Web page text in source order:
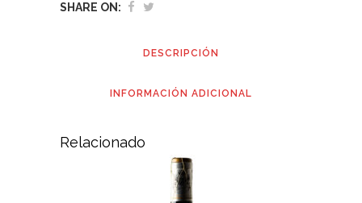
SHARE ON:
DESCRIPCIÓN
INFORMACIÓN ADICIONAL
Relacionado